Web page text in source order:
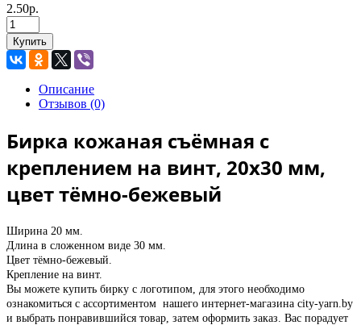
2.50р.
Купить
Описание
Отзывов (0)
Бирка кожаная съёмная с
креплением на винт, 20х30 мм,
цвет тёмно-бежевый
Ширина 20 мм.
Длина в сложенном виде 30 мм.
Цвет тёмно-бежевый.
Крепление на винт.
Вы можете купить бирку с логотипом, для этого необходимо
ознакомиться с ассортиментом нашего интернет-магазина city-yarn.by
и выбрать понравившийся товар, затем оформить заказ. Вас порадует